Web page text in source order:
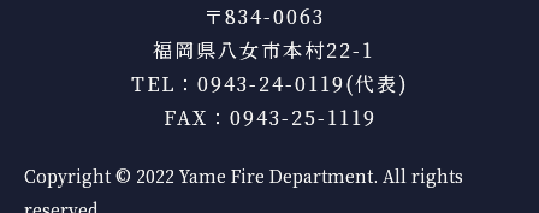
〒834-0063
福岡県八女市本村22-1
TEL：0943-24-0119(代表)
FAX：0943-25-1119
Copyright © 2022 Yame Fire Department. All rights